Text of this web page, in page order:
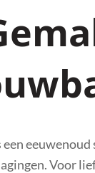
een
Voor